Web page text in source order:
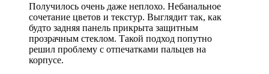
Получилось очень даже неплохо. Небанальное
сочетание цветов и текстур. Выглядит так, как
будто задняя панель прикрыта защитным
прозрачным стеклом. Такой подход попутно
решил проблему с отпечатками пальцев на
корпусе.